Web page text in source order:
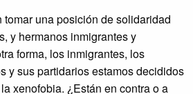
tomar una posición de solidaridad
y hermanos inmigrantes y
forma, los inmigrantes, los
y sus partidarios estamos decididos
xenofobia. ¿Están en contra o a